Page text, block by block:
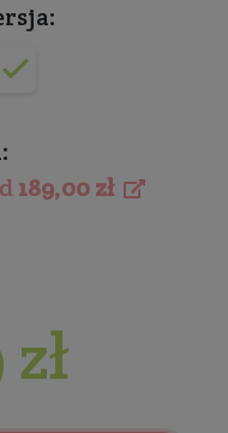
189,00 zł